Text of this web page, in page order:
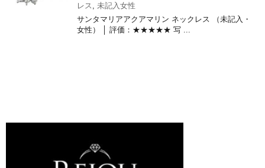
レス
未記入女性
サンタマリアアクアマリン ネックレス （未記入・
女性） │ 評価：★★★★★ 写 ...